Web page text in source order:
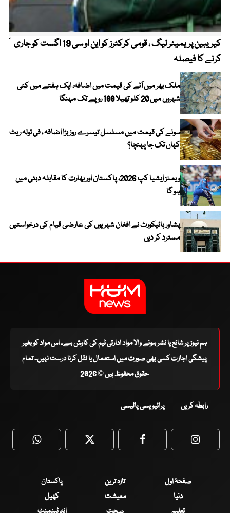
کیریبین پریمیئر لیگ ، قومی کرکٹرز کو این او سی 19 اگست کو جاری
کرنے کا فیصلہ
ملک بھر میں آٹے کی قیمت میں اضافہ، ایک ہفتے میں کئی
شہروں میں 20 کلو تھیلا 100 روپے تک مہنگا
سونے کی قیمت میں مسلسل تیسرے روز بڑا اضافہ ، فی تولہ ریٹ
کہاں تک جا پہنچا؟
ویمنز ایشیا کپ 2026، پاکستان اور بھارت کا مقابلہ دبئی میں
ہو گا
پشاور ہائیکورٹ نے افغان شہریوں کی عارضی قیام کی درخواستیں
مسترد کر دیں
ہم نیوز پر شائع یا نشر ہونے والا مواد ادارتی ٹیم کی کاوش ہے۔ اس مواد کو بغیر
پیشگی اجازت کسی بھی صورت میں استعمال یا نقل کرنا درست نہیں۔ تمام
حقوق محفوظ ہیں © 2026
رابطہ کریں پرائیویسی پالیسی
WhatsApp Twitter Facebook
صفحۂ اول تازہ ترین
پاکستان
دنیا
معیشت
کھیل